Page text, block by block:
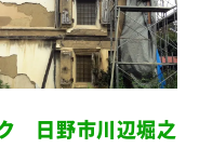
日野市川辺堀之